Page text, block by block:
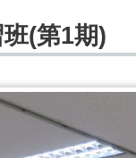
(第1期)